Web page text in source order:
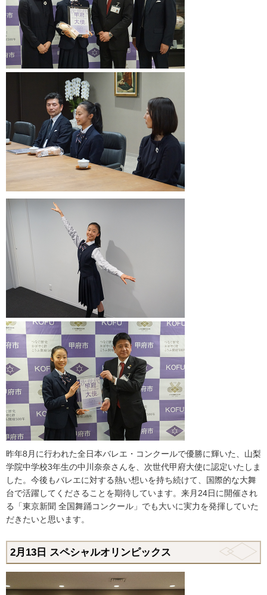
昨年8月に行われた全日本バレエ・コンクールで優勝に輝いた、山梨
学院中学校3年生の中川奈奈さんを、次世代甲府大使に認定いたしま
した。今後もバレエに対する熱い想いを持ち続けて、国際的な大舞
台で活躍してくださることを期待しています。来月24日に開催され
る「東京新聞 全国舞踊コンクール」でも大いに実力を発揮していた
だきたいと思います。
2月13日 スペシャルオリンピックス